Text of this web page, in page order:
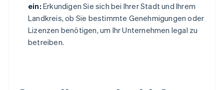
ein: Erkundigen Sie sich bei Ihrer Stadt und Ihrem
Landkreis, ob Sie bestimmte Genehmigungen oder
Lizenzen benötigen, um Ihr Unternehmen legal zu
betreiben.